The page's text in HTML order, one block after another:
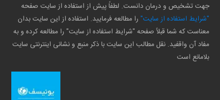
جهت تشخیص و درمان دانست. لطفاً پیش از استفاده از سایت صفحه
"شرایط استفاده از سایت" را مطالعه فرمایید. استفاده از این سایت بدان
معناست که شما قبلاً صفحه "شرایط استفاده از سایت" را مطالعه کرده و به
مفاد آن واقفید. نقل مطالب این سایت با ذکر منبع و نشانی اینترنتی سایت
بلامانع است